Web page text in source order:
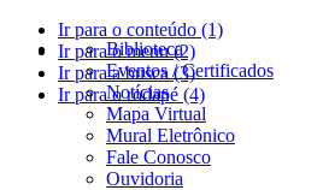
Ir para o conteúdo (1)
Ir para o menu (2)
Ir para a busca (3)
Ir para o rodapé (4)
Biblioteca
Eventos / Certificados
Notícias
Mapa Virtual
Mural Eletrônico
Fale Conosco
Ouvidoria